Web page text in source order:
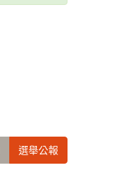
選舉公報